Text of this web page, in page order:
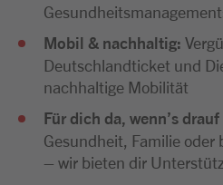
Mobil & nachhaltig:
Deutschlandticket und
nachhaltige Mobilität
Für dich da, wenn’s
Gesundheit, Familie oder
– wir bieten dir